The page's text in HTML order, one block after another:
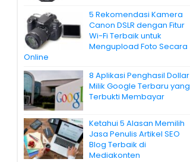
5 Rekomendasi Kamera
Canon DSLR dengan Fitur
Wi-Fi Terbaik untuk
Mengupload Foto Secara
Online
8 Aplikasi Penghasil Dollar
Milik Google Terbaru yang
Terbukti Membayar
Ketahui 5 Alasan Memilih
Jasa Penulis Artikel SEO
Blog Terbaik di
Mediakonten